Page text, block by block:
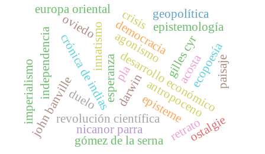
esperanza
crónica de indiasdemocracia
desarrollo económico
gilles cyr
revolución científica
john banville
epistemología
episteme
innatismo
darwin
oviedo
acosta
nicanor parra
ecopoesía
agonismo
antropoceno
crisis
independencia
retrato
pla
gómez de la serna
paisaje
imperialismo
europa oriental geopolítica
ostalgie
duelo